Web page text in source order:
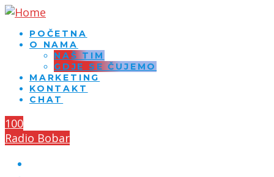
POČETNA
O NAMA
NAŠ TIM
GDJE SE ČUJEMO
MARKETING
KONTAKT
CHAT
100
Radio Bobar